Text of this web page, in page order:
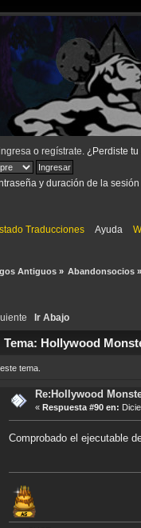
o regístrate . ¿Perdiste tu
y duración de la sesión
Traducciones Ayuda
Antiguos» Abandonsocios »
Ir Abajo
Tema: Hollywood
tema.
Re:Hollywood
« Respuesta #90 en:
Comprobado el ejecutable